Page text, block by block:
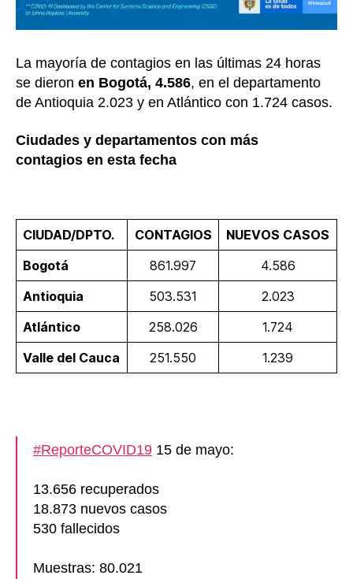
La mayoría de contagios en las últimas 24 horas
se dieron en Bogotá, 4.586, en el departamento
de Antioquia 2.023 y en Atlántico con 1.724 casos.
Ciudades y departamentos con más
contagios en esta fecha
CIUDAD/DPTO. CONTAGIOS
NUEVOS CASOS
Bogotá
861.997
4.586
Antioquia
503.531
2.023
Atlántico
258.026
1.724
Valle del Cauca
251.550 1.239
#ReporteCOVID19 15 de mayo:
13.656 recuperados
18.873 nuevos casos
530 fallecidos
Muestras: 80.021